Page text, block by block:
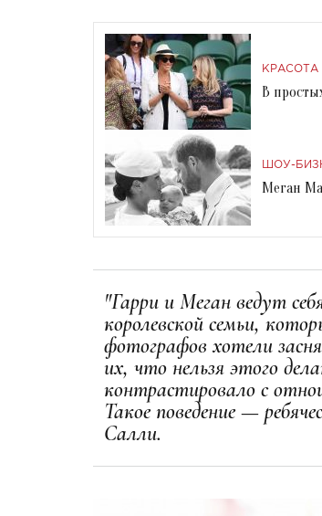
КРАСОТА
В
ШОУ-
Меган
"Гарри и Меган ведут
королевской семьи,
фотографов хотели
их, что нельзя этого
контрастировало с
Такое поведение —
Салли.